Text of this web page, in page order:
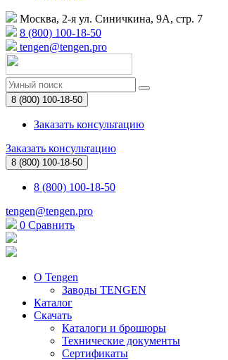
Москва, 2-я ул. Синичкина, 9А, стр. 7
8 (800) 100-18-50
tengen@tengen.pro
8 (800) 100-18-50
Заказать консультацию
Заказать консультацию
8 (800) 100-18-50
8 (800) 100-18-50
tengen@tengen.pro
0 Сравнить
О Tengen
Заводы TENGEN
Каталог
Скачать
Каталоги и брошюры
Технические документы
Сертификаты